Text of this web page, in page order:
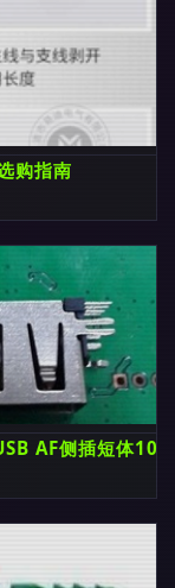
购指南
AF侧插短体